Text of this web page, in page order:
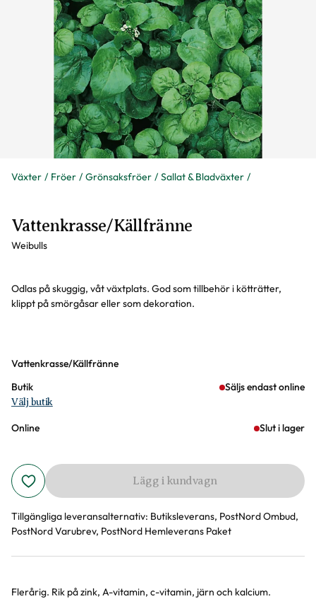
Växter Fröer Grönsaksfröer Sallat & Bladväxter
Vattenkrasse/Källfränne
Weibulls
Odlas på skuggig, våt växtplats. God som tillbehör i kötträtter,
klippt på smörgåsar eller som dekoration.
Varianter
Vattenkrasse/Källfränne
Butik
Säljs endast online
Välj butik
Online Slut i lager
Lägg i kundvagn
Tillgängliga leveransalternativ: Butiksleverans, PostNord Ombud,
PostNord Varubrev, PostNord Hemleverans Paket
Produktinformation
Flerårig. Rik på zink, A-vitamin, c-vitamin, järn och kalcium.